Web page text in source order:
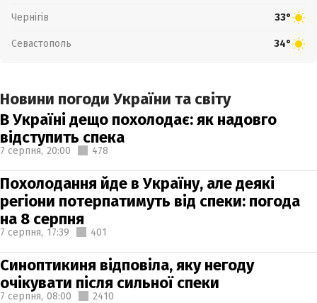
Чернігів 33°
Севастополь 34°
Новини погоди України та світу
В Україні дещо похолодає: як надовго
відступить спека
7 серпня, 20:00 478
Похолодання йде в Україну, але деякі
регіони потерпатимуть від спеки: погода
на 8 серпня
7 серпня, 17:39 401
Синоптикиня відповіла, яку негоду
очікувати після сильної спеки
7 серпня, 08:00 2410